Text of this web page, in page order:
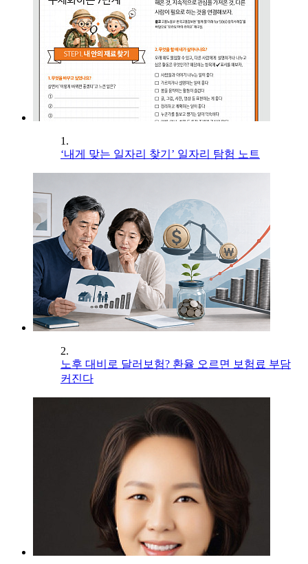
1.
‘내게 맞는 일자리 찾기’ 일자리 탐험 노트
2.
노후 대비로 달러보험? 환율 오르면 보험료 부담
커진다